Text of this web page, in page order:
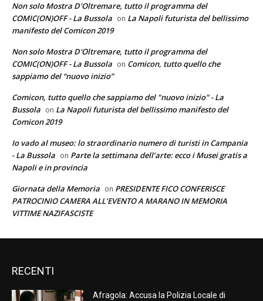
Non solo Mostra D'Oltremare, tutto il programma del
COMIC(ON)OFF - La Bussola on La Napoli futurista del bellissimo
manifesto del Comicon 2019
Non solo Mostra D'Oltremare, tutto il programma del
COMIC(ON)OFF - La Bussola on Comicon, tutto quello che
sappiamo del “nuovo inizio”
Comicon, tutto quello che sappiamo del "nuovo inizio" - La
Bussola on La Napoli futurista del bellissimo manifesto del
Comicon 2019
Io vado al museo: lo straordinario numero di turisti in Campania
- La Bussola on Parte la settimana dell’arte: ecco i Musei gratis a
Napoli e in provincia
Giornata della Memoria on PRESIDENTE FICO CONFERISCE
PATROCINIO CAMERA ALL’EVENTO A MARANO IN MEMORIA
VITTIME NAZIFASCISTE
RECENTI
Afragola: Accusa la Polizia Locale di